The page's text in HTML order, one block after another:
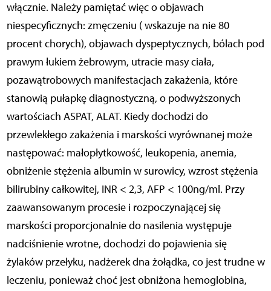
włącznie. Należy pamiętać więc o objawach
niespecyficznych: zmęczeniu ( wskazuje na nie 80
procent chorych), objawach dyspeptycznych, bólach pod
prawym łukiem żebrowym, utracie masy ciała,
pozawątrobowych manifestacjach zakażenia, które
stanowią pułapkę diagnostyczną, o podwyższonych
wartościach ASPAT, ALAT. Kiedy dochodzi do
przewlekłego zakażenia i marskości wyrównanej może
następować: małopłytkowość, leukopenia, anemia,
obniżenie stężenia albumin w surowicy, wzrost stężenia
bilirubiny całkowitej, INR < 2,3, AFP < 100ng/ml. Przy
zaawansowanym procesie i rozpoczynającej się
marskości proporcjonalnie do nasilenia występuje
nadciśnienie wrotne, dochodzi do pojawienia się
żylaków przełyku, nadżerek dna żołądka, co jest trudne w
leczeniu, ponieważ choć jest obniżona hemoglobina,